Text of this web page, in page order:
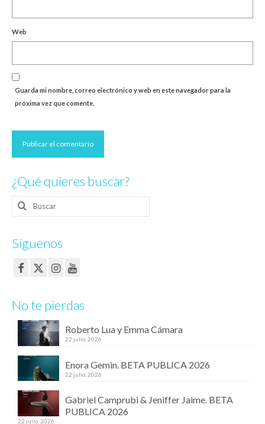
Web
Guarda mi nombre, correo electrónico y web en este navegador para la
próxima vez que comente.
¿Qué quieres buscar?
Buscar
por:
Síguenos
No te pierdas
Roberto Lua y Emma Cámara
22 julio, 2026
Enora Gemin. BETA PUBLICA 2026
22 julio, 2026
Gabriel Camprubi & Jeniffer Jaime. BETA
PUBLICA 2026
22 julio, 2026